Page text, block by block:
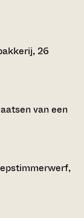
26
van een